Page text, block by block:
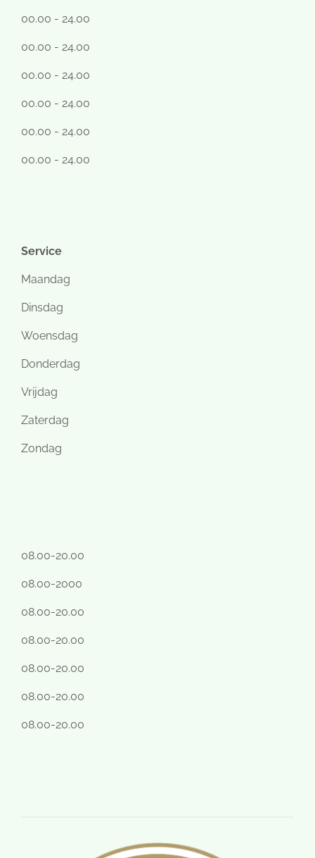
00.00 - 24.00
00.00 - 24.00
00.00 - 24.00
00.00 - 24.00
00.00 - 24.00
00.00 - 24.00
Service
Maandag
Dinsdag
Woensdag
Donderdag
Vrijdag
Zaterdag
Zondag
08.00-20.00
08.00-2000
08.00-20.00
08.00-20.00
08.00-20.00
08.00-20.00
08.00-20.00